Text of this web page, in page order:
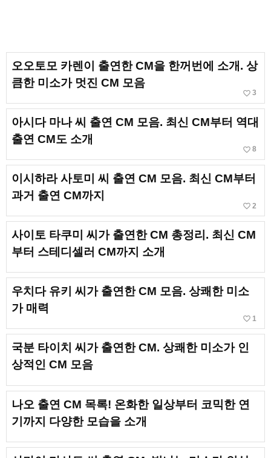
오오토모 카렌이 출연한 CM을 한꺼번에 소개. 상
큼한 미소가 멋진 CM 모음
favorite_border 3
아시다 마나 씨 출연 CM 모음. 최신 CM부터 역대
출연 CM도 소개
favorite_border 8
이시하라 사토미 씨 출연 CM 모음. 최신 CM부터
과거 출연 CM까지
favorite_border 2
사이토 타쿠미 씨가 출연한 CM 총정리. 최신 CM
부터 스테디셀러 CM까지 소개
우치다 유키 씨가 출연한 CM 모음. 상쾌한 미소
가 매력
favorite_border 1
국분 타이치 씨가 출연한 CM. 상쾌한 미소가 인
상적인 CM 모음
나오 출연 CM 목록! 온화한 일상부터 코믹한 연
기까지 다양한 모습을 소개